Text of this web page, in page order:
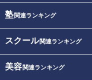
塾関連ランキング
スクール関連ランキング
美容関連ランキング